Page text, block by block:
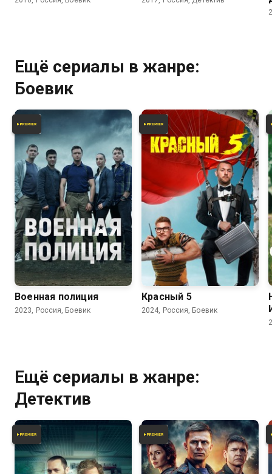
Ещё сериалы в жанре:
Боевик
6.0
Военная полиция
2023, Россия, Боевик
7.6
Красный 5
2024, Россия, Боевик
Ещё сериалы в жанре:
Детектив